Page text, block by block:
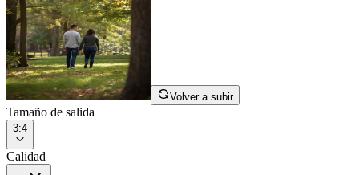
Volver a subir
Tamaño de salida
3:4
Calidad